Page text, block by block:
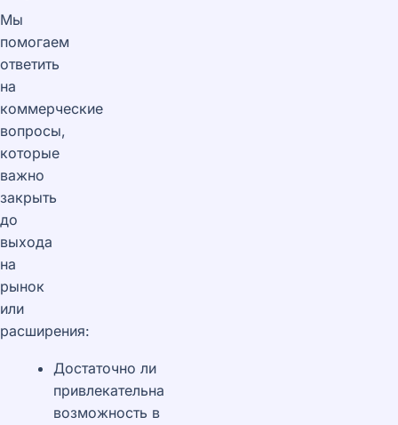
Мы
помогаем
ответить
на
коммерческие
вопросы,
которые
важно
закрыть
до
выхода
на
рынок
или
расширения:
Достаточно ли
привлекательна
возможность в